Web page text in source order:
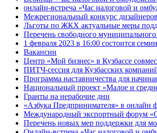
онлайн-встреча «Час налоговой и
Межрегиональный конкурс
Льготы по ЖКХ актуальные меры
Перечень свободного
1 февраля 2023 в 16:00 состоится
Вакансии
Центр «Мой бизнес» в Кузбассе
ПИТЧ-сессия для Кузбасских
Программа наставничества для
Национальный проект «Малое и
Гранты на нерабочие дни
«Азбука Предпринимателя» в онлайн
Международный экспортный форум
Перечень новых мер поддержки для